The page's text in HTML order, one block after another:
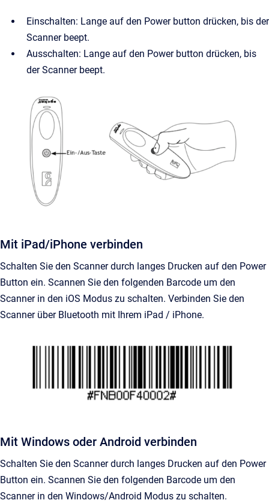
Einschalten: Lange auf den Power button drücken, bis der
Scanner beept.
Ausschalten: Lange auf den Power button drücken, bis
der Scanner beept.
Mit iPad/iPhone verbinden
Schalten Sie den Scanner durch langes Drucken auf den Power
Button ein. Scannen Sie den folgenden Barcode um den
Scanner in den iOS Modus zu schalten. Verbinden Sie den
Scanner über Bluetooth mit Ihrem iPad / iPhone.
Mit Windows oder Android verbinden
Schalten Sie den Scanner durch langes Drucken auf den Power
Button ein. Scannen Sie den folgenden Barcode um den
Scanner in den Windows/Android Modus zu schalten.